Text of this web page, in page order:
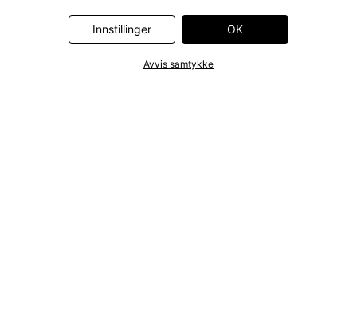
Innstillinger OK
Avvis samtykke